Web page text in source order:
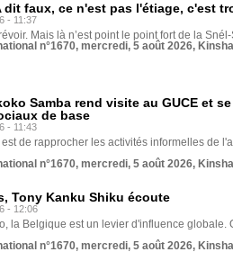
dit faux, ce n'est pas l'étiage, c'est
- 11:37
Mais là n’est point le point fort de la
n°1670, mercredi, 5 août 2026,
Samba rend visite au GUCE et
de base
- 11:43
est de rapprocher les activités informelles de
n°1670, mercredi, 5 août 2026,
Tony Kanku Shiku écoute
- 12:06
la Belgique est un levier d'influence globale.
n°1670, mercredi, 5 août 2026,